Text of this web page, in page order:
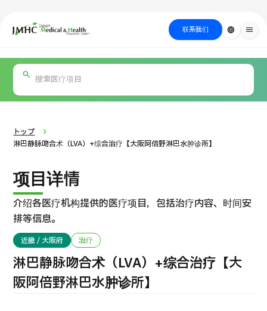
日本医疗健康雅旅中心（JMHC） 联系我们 language menu
关于日本医疗
按部位・疾
病搜索
方法搜索
医疗
PICK UP PROGRAM
国际 第二医疗意见（湘南镰仓综合医院）
治療 治療
トップ
淋巴静脉吻合术（LVA）+综合治疗【大阪阿倍野淋巴水肿诊所】
项目详情
介绍各医疗机构提供的医疗项目，包括治疗内容、时间安
排等信息。
近畿 / 大阪府 治疗
淋巴静脉吻合术（LVA）+综合治疗【大
阪阿倍野淋巴水肿诊所】